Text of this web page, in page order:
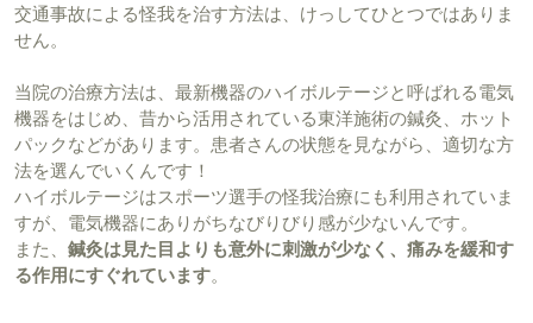
交通事故による怪我を治す方法は、けっしてひとつではありま
せん。
当院の治療方法は、最新機器のハイボルテージと呼ばれる電気
機器をはじめ、昔から活用されている東洋施術の鍼灸、ホット
パックなどがあります。患者さんの状態を見ながら、適切な方
法を選んでいくんです！
ハイボルテージはスポーツ選手の怪我治療にも利用されていま
すが、電気機器にありがちなびりびり感が少ないんです。
また、 鍼灸は見た目よりも意外に刺激が少なく、痛みを緩和す
る作用にすぐれています。